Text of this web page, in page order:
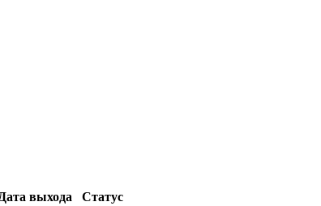
Дата выхода
Статус